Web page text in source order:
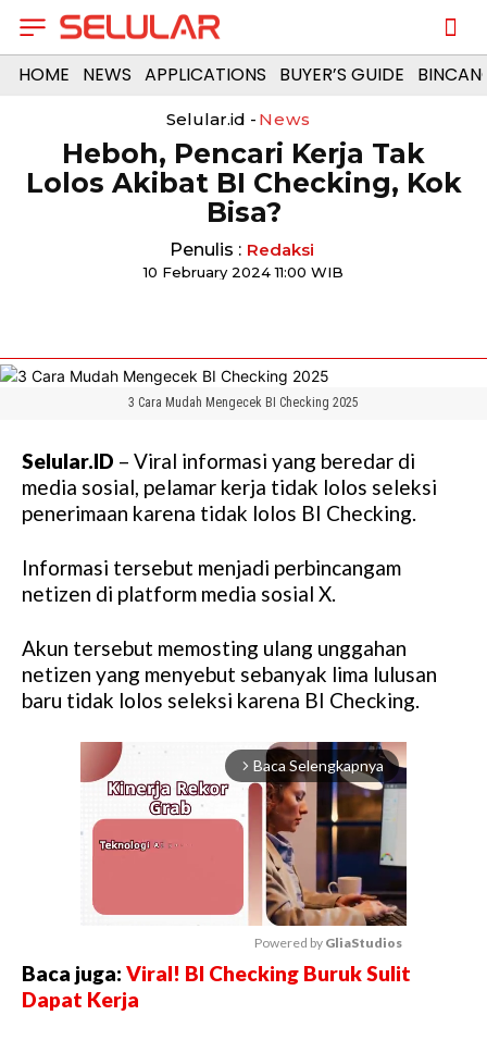
HOME NEWS APPLICATIONS BUYER’S GUIDE
Selular.id - News
Heboh, Pencari Kerja Tak
Lolos Akibat BI Checking, Kok
Bisa?
Penulis : Redaksi
10 February 2024 11:00 WIB
3 Cara Mudah Mengecek BI Checking 2025
Selular.ID – Viral informasi yang beredar di
media sosial, pelamar kerja tidak lolos seleksi
penerimaan karena tidak lolos BI Checking.
Informasi tersebut menjadi perbincangam
netizen di platform media sosial X.
Akun tersebut memosting ulang unggahan
netizen yang menyebut sebanyak lima lulusan
baru tidak lolos seleksi karena BI Checking.
arrow_forward_ios Baca Selengkapnya
M
Powered by GliaStudios
Baca juga: Viral! BI Checking Buruk Sulit
Dapat Kerja